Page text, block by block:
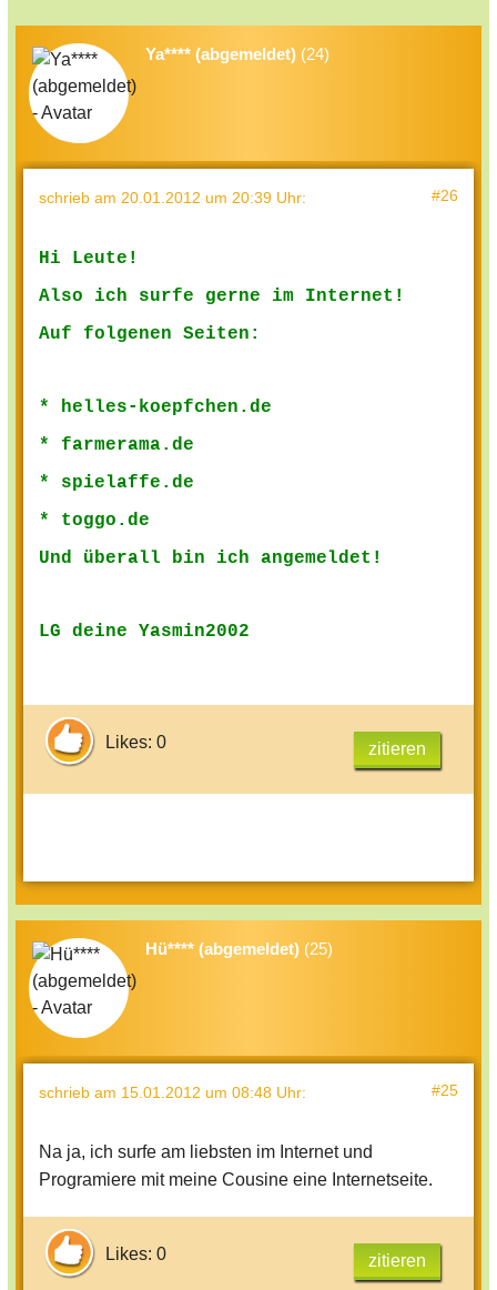
Ya**** (abgemeldet) (24)
schrieb am 20.01.2012 um 20:39 Uhr: #26
Hi Leute!
Also ich surfe gerne im Internet!
Auf folgenen Seiten:
*
helles-koepfchen.de
* farmerama.de
* spielaffe.de
* toggo.de
Und überall bin ich angemeldet!
LG deine Yasmin2002
Likes: 0 zitieren
Hü**** (abgemeldet) (25)
schrieb am 15.01.2012 um 08:48 Uhr: #25
Na ja, ich surfe am liebsten im Internet und
Programiere mit meine Cousine eine Internetseite.
Likes: 0 zitieren